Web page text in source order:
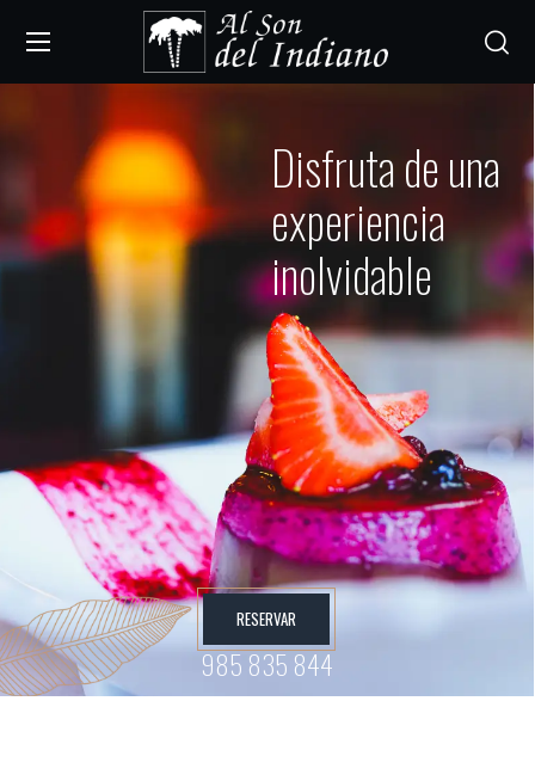
985 835 844
Disfruta de una
experiencia
inolvidable
RESERVAR